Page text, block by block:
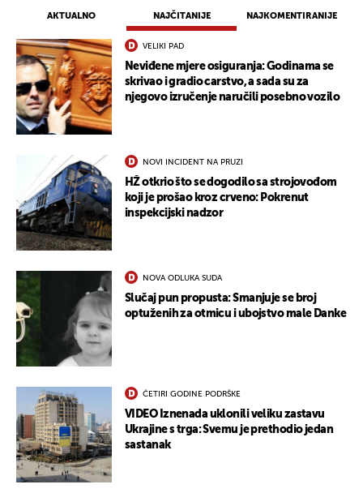
AKTUALNO NAJČITANIJE NAJKOMENTIRANIJE
VELIKI PAD
Neviđene mjere osiguranja: Godinama se
skrivao i gradio carstvo, a sada su za
njegovo izručenje naručili posebno vozilo
NOVI INCIDENT NA PRUZI
HŽ otkrio što se dogodilo sa strojovođom
koji je prošao kroz crveno: Pokrenut
inspekcijski nadzor
NOVA ODLUKA SUDA
Slučaj pun propusta: Smanjuje se broj
optuženih za otmicu i ubojstvo male Danke
ČETIRI GODINE PODRŠKE
VIDEO Iznenada uklonili veliku zastavu
Ukrajine s trga: Svemu je prethodio jedan
sastanak